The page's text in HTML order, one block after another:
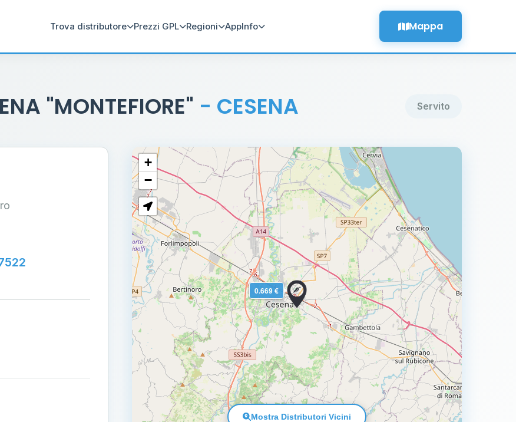
Trova distributore Prezzi GPL Regioni AppInfo Mappa
"MONTEFIORE" - CESENA Servito
0.669 €
+
−
Mostra Distributori Vicini